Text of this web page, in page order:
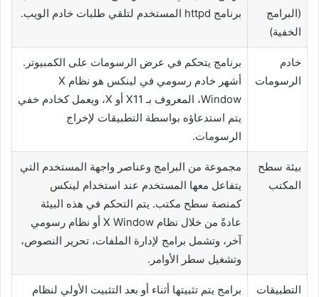
(البرامج
الخفية)
برنامج httpd المستخدم لتلقي طلبات خادم الويب.
خادم
الرسومات
برنامج يتحكم في عرض الرسومات على الكمبيوتر.
أشهر خادم رسومي في لينكس هو نظام X
Window، المعروف بـ X11 أو X، ويعمل كخادم خفي
يتم استدعاؤه بواسطة التطبيقات لإخراج
الرسومات.
بيئة سطح
المكتب
مجموعة من البرامج وعناصر واجهة المستخدم التي
يتفاعل معها المستخدم عند استخدام لينكس
كمنصة سطح مكتب. يتم التحكم في هذه البيئة
عادةً من خلال نظام X Window أو نظام رسومي
آخر، وتشمل برامج لإدارة الملفات، تحرير النصوص،
وتشغيل سطر الأوامر.
التطبيقات
برامج يتم تثبيتها أثناء أو بعد التثبيت الأولي لنظام